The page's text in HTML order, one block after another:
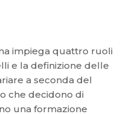
impiega quattro ruoli
e la definizione delle
a seconda del
che decidono di
una formazione